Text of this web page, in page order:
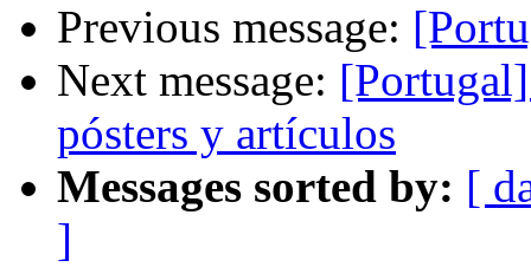
Previous message:
Next message:
pósters y artículos
Messages sorted by: [
]